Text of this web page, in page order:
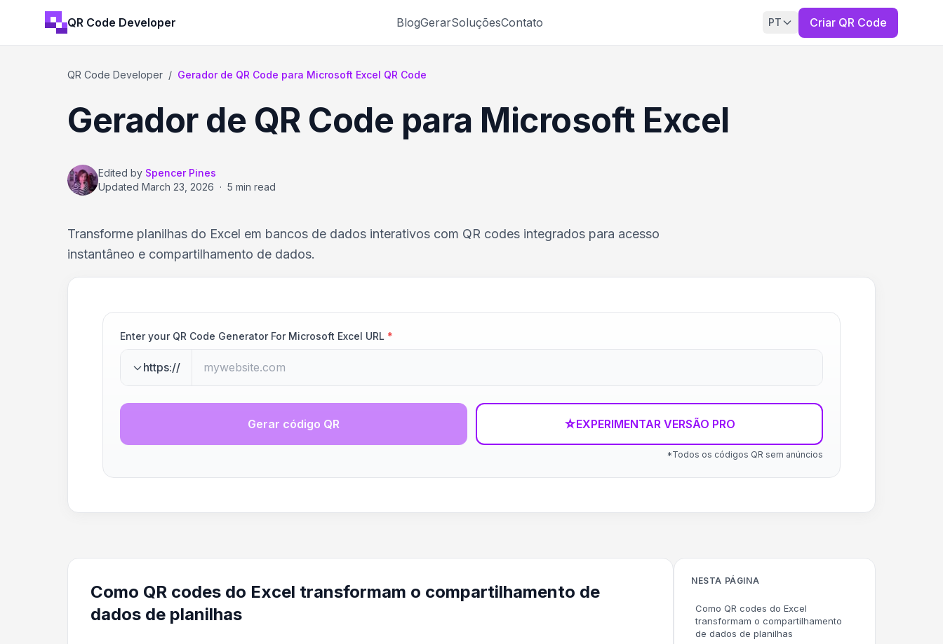
QR Code Developer BlogGerarSoluçõesContato PT Criar QR Code
QR Code Developer / Gerador de QR Code para Microsoft Excel QR Code
Gerador de QR Code para Microsoft Excel
Edited by Spencer Pines
Updated March 23, 2026 · 5 min read
Transforme planilhas do Excel em bancos de dados interativos com QR codes integrados para acesso
instantâneo e compartilhamento de dados.
Enter your QR Code Generator For Microsoft Excel URL *
https://
Gerar código QR ☆EXPERIMENTAR VERSÃO PRO
*Todos os códigos QR sem anúncios
Como QR codes do Excel transformam o compartilhamento de
dados de planilhas
NESTA PÁGINA
Como QR codes do Excel
transformam o compartilhamento
de dados de planilhas